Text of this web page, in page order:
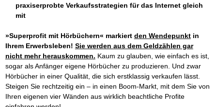
praxiserprobte Verkaufsstrategien für das Internet gleich
mit
»Superprofit mit Hörbüchern« markiert den Wendepunktin
Ihrem Erwerbsleben! Sie werden aus dem Geldzählen gar
nicht mehr herauskommen. Kaum zu glauben, wie einfach es ist,
sogar als Anfänger eigene Hörbücher zu produzieren. Und zwar
Hörbücher in einer Qualität, die sich erstklassig verkaufen lässt.
Steigen Sie rechtzeitig ein – in einen Boom-Markt, mit dem Sie von
Ihren eigenen vier Wänden aus wirklich beachtliche Profite